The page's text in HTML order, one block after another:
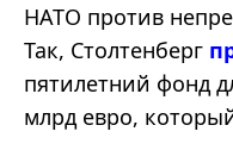
НАТО против
Так, Столтенберг
пятилетний фонд
млрд евро,